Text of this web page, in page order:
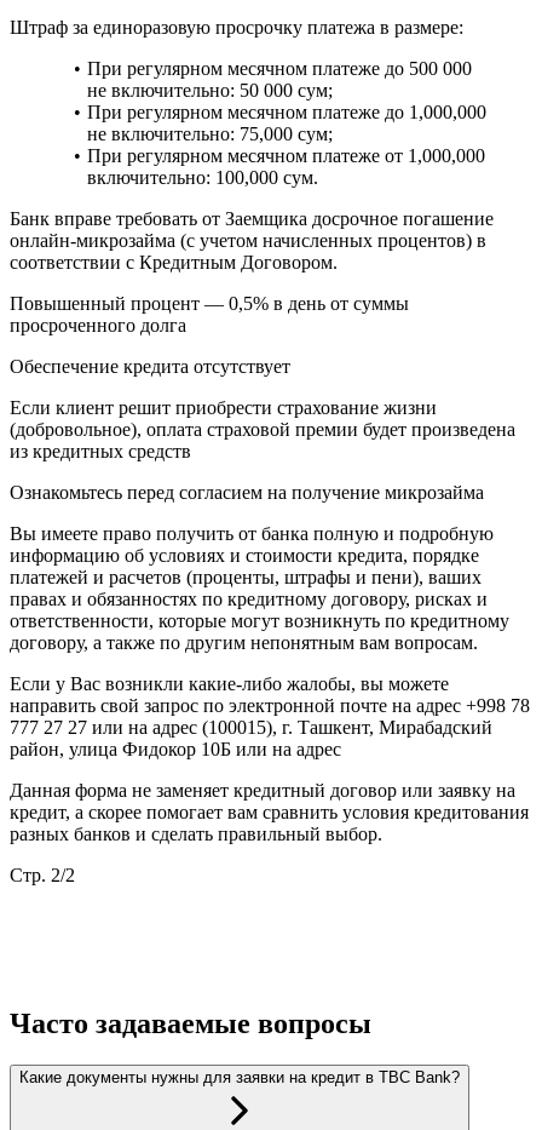
Штраф за единоразовую просрочку платежа в размере:
При регулярном месячном платеже до 500 000
не включительно: 50 000 сум;
При регулярном месячном платеже до 1,000,000
не включительно: 75,000 сум;
При регулярном месячном платеже от 1,000,000
включительно: 100,000 сум.
Банк вправе требовать от Заемщика досрочное погашение
онлайн-микрозайма (с учетом начисленных процентов) в
соответствии с Кредитным Договором.
Повышенный процент — 0,5% в день от суммы
просроченного долга
Обеспечение кредита отсутствует
Если клиент решит приобрести страхование жизни
(добровольное), оплата страховой премии будет произведена
из кредитных средств
Ознакомьтесь перед согласием на получение микрозайма
Вы имеете право получить от банка полную и подробную
информацию об условиях и стоимости кредита, порядке
платежей и расчетов (проценты, штрафы и пени), ваших
правах и обязанностях по кредитному договору, рисках и
ответственности, которые могут возникнуть по кредитному
договору, а также по другим непонятным вам вопросам.
Если у Вас возникли какие-либо жалобы, вы можете
направить свой запрос по электронной почте на адрес +998 78
777 27 27 или на адрес (100015), г. Ташкент, Мирабадский
район, улица Фидокор 10Б или на адрес
Данная форма не заменяет кредитный договор или заявку на
кредит, а скорее помогает вам сравнить условия кредитования
разных банков и сделать правильный выбор.
Стр. 2/2
Часто задаваемые вопросы
Какие документы нужны для заявки на кредит в TBC Bank?